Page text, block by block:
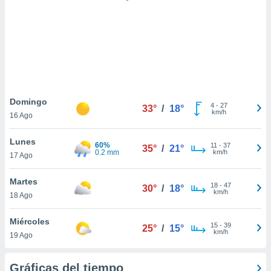
similares
como
sitio
de
traten tus
en
interés
su
Domingo
16 Ago
33° / 18° 4- 27
km/h
Lunes
17 Ago
60%
0.2 mm
35° / 21° 11 - 37
km/h
Martes
18 Ago
30° / 18° 18- 47
km/h
Miércoles
19 Ago
25° / 15° 15- 39
km/h
Gráficas del tiempo